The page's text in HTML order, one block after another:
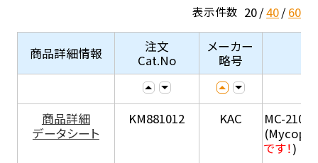
表示件数 20 40 60
商品詳細情報
注文
Cat.No
メーカー
略号
商品詳細
データシート
KM881012 KAC
MC-210 (
です！)